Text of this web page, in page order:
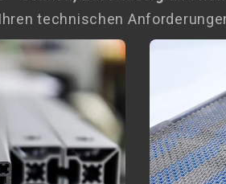
technischen